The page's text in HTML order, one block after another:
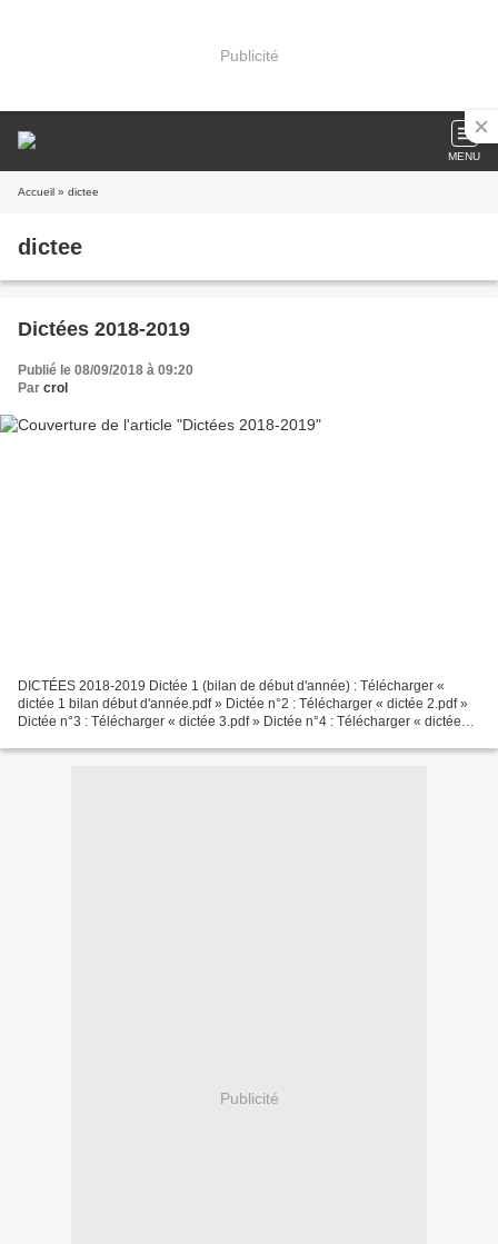
Publicité
MENU
Accueil » dictee
dictee
Dictées 2018-2019
Publié le 08/09/2018 à 09:20
Par crol
DICTÉES 2018-2019 Dictée 1 (bilan de début d'année) : Télécharger «
dictée 1 bilan début d'année.pdf » Dictée n°2 : Télécharger « dictée 2.pdf »
Dictée n°3 : Télécharger « dictée 3.pdf » Dictée n°4 : Télécharger « dictée
Publicité